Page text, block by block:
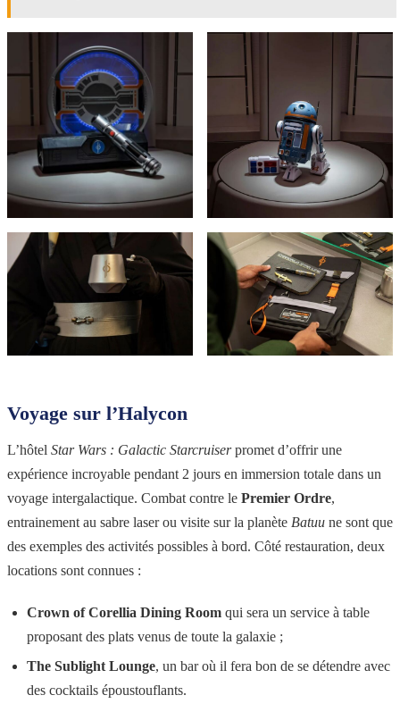
Voyage sur l’Halycon
L’hôtel Star Wars : Galactic Starcruiserpromet d’offrir une
expérience incroyable pendant 2 jours en immersion totale dans un
voyage intergalactique. Combat contre le Premier Ordre,
entrainement au sabre laser ou visite sur la planète Batuu ne sont que
des exemples des activités possibles à bord. Côté restauration, deux
locations sont connues :
Crown of Corellia Dining Roomqui sera un service à table
proposant des plats venus de toute la galaxie ;
The Sublight Lounge, un bar où il fera bon de se détendre avec
des cocktails époustouflants.